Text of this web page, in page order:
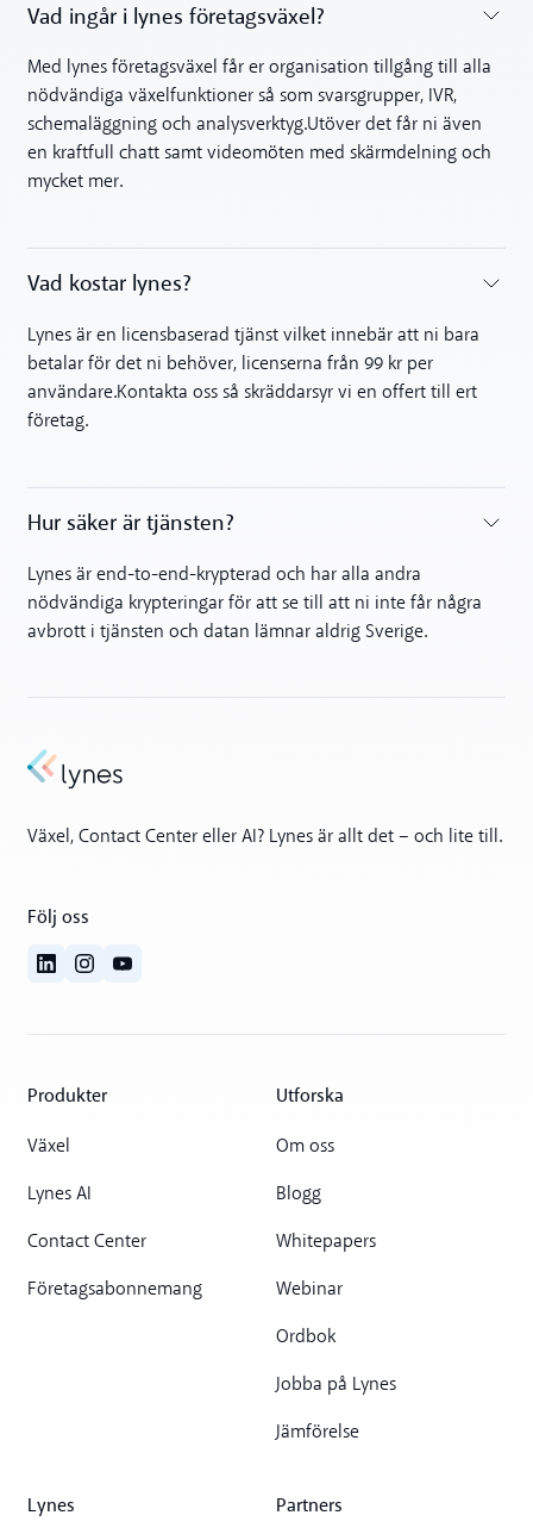
Toggle accordion
Vad ingår i lynes företagsväxel?
Med lynes företagsväxel får er organisation tillgång till alla
nödvändiga växelfunktioner så som svarsgrupper, IVR,
schemaläggning och analysverktyg.Utöver det får ni även
en kraftfull chatt samt videomöten med skärmdelning och
mycket mer.
Toggle accordion
Vad kostar lynes?
Lynes är en licensbaserad tjänst vilket innebär att ni bara
betalar för det ni behöver, licenserna från 99 kr per
användare.Kontakta oss så skräddarsyr vi en offert till ert
företag.
Toggle accordion
Hur säker är tjänsten?
Lynes är end-to-end-krypterad och har alla andra
nödvändiga krypteringar för att se till att ni inte får några
avbrott i tjänsten och datan lämnar aldrig Sverige.
Växel, Contact Center eller AI? Lynes är allt det – och lite till.
Följ oss
Produkter
Växel
Lynes AI
Contact Center
Företagsabonnemang
Utforska
Om oss
Blogg
Whitepapers
Webinar
Ordbok
Jobba på Lynes
Jämförelse
Lynes Partners